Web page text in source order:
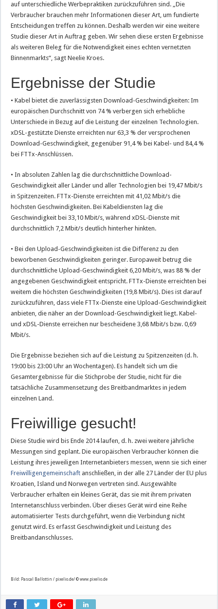
auf unterschiedliche Werbepraktiken zurückzuführen sind. „Die
Verbraucher brauchen mehr Informationen dieser Art, um fundierte
Entscheidungen treffen zu können. Deshalb werden wir eine weitere
Studie dieser Art in Auftrag geben. Wir sehen diese ersten Ergebnisse
als weiteren Beleg für die Notwendigkeit eines echten vernetzten
Binnenmarkts“, sagt Neelie Kroes.
Ergebnisse der Studie
• Kabel bietet die zuverlässigsten Download-Geschwindigkeiten: Im
europäischen Durchschnitt von 74 % verbergen sich erhebliche
Unterschiede in Bezug auf die Leistung der einzelnen Technologien.
xDSL-gestützte Dienste erreichten nur 63,3 % der versprochenen
Download-Geschwindigkeit, gegenüber 91,4 % bei Kabel- und 84,4 %
bei FTTx-Anschlüssen.
• In absoluten Zahlen lag die durchschnittliche Download-
Geschwindigkeit aller Länder und aller Technologien bei 19,47 Mbit/s
in Spitzenzeiten. FTTx-Dienste erreichten mit 41,02 Mbit/s die
höchsten Geschwindigkeiten. Bei Kabeldiensten lag die
Geschwindigkeit bei 33,10 Mbit/s, während xDSL-Dienste mit
durchschnittlich 7,2 Mbit/s deutlich hinterher hinkten.
• Bei den Upload-Geschwindigkeiten ist die Differenz zu den
beworbenen Geschwindigkeiten geringer. Europaweit betrug die
durchschnittliche Upload-Geschwindigkeit 6,20 Mbit/s, was 88 % der
angegebenen Geschwindigkeit entspricht. FTTx-Dienste erreichten bei
weitem die höchsten Geschwindigkeiten (19,8 Mbit/s). Dies ist darauf
zurückzuführen, dass viele FTTx-Dienste eine Upload-Geschwindigkeit
anbieten, die näher an der Download-Geschwindigkeit liegt. Kabel-
und xDSL-Dienste erreichen nur bescheidene 3,68 Mbit/s bzw. 0,69
Mbit/s.
Die Ergebnisse beziehen sich auf die Leistung zu Spitzenzeiten (d. h.
19:00 bis 23:00 Uhr an Wochentagen). Es handelt sich um die
Gesamtergebnisse für die Stichprobe der Studie, nicht für die
tatsächliche Zusammensetzung des Breitbandmarktes in jedem
einzelnen Land.
Freiwillige gesucht!
Diese Studie wird bis Ende 2014 laufen, d. h. zwei weitere jährliche
Messungen sind geplant. Die europäischen Verbraucher können die
Leistung ihres jeweiligen Internetanbieters messen, wenn sie sich einer
Freiwilligengemeinschaft anschließen, in der alle 27 Länder der EU plus
Kroatien, Island und Norwegen vertreten sind. Ausgewählte
Verbraucher erhalten ein kleines Gerät, das sie mit ihrem privaten
Internetanschluss verbinden. Über dieses Gerät wird eine Reihe
automatisierter Tests durchgeführt, wenn die Verbindung nicht
genutzt wird. Es erfasst Geschwindigkeit und Leistung des
Breitbandanschlusses.
Bild: Pascal Ballottin / pixelio.de/ © www.pixelio.de